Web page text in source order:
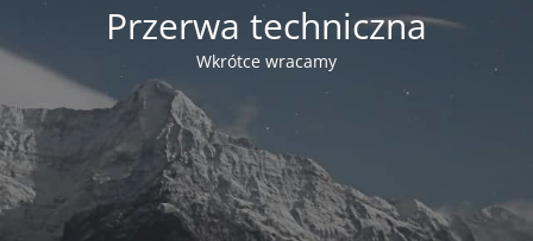
Przerwa techniczna
Wkrótce wracamy